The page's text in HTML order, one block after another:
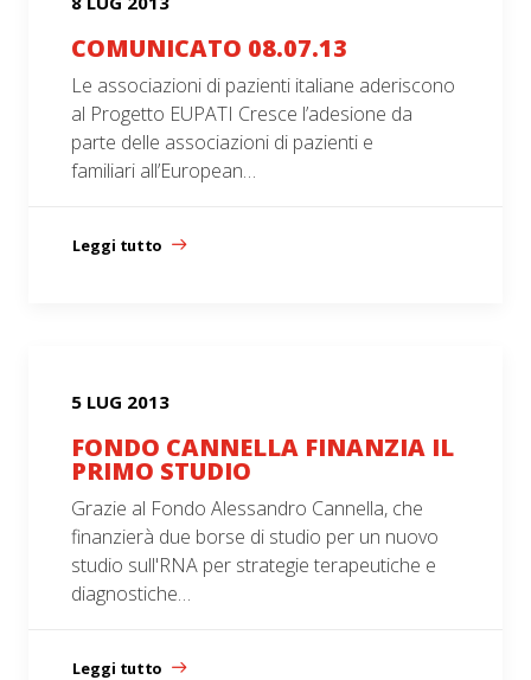
COMUNICATO 08.07.13
Le associazioni di pazienti italiane aderiscono
al Progetto EUPATI Cresce l’adesione da
parte delle associazioni di pazienti e
familiari all’European…
Leggi tutto
5 LUG 2013
FONDO CANNELLA FINANZIA IL
PRIMO STUDIO
Grazie al Fondo Alessandro Cannella, che
finanzierà due borse di studio per un nuovo
studio sull'RNA per strategie terapeutiche e
diagnostiche…
Leggi tutto